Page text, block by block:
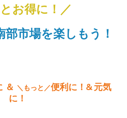
お得に！／
市場を楽しもう！
＆ ＼もっと／便利に！ & 元気
に！